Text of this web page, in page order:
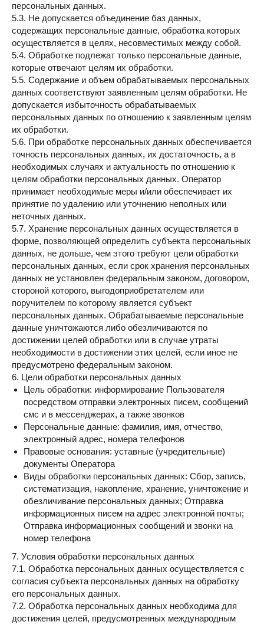
персональных данных.
5.3. Не допускается объединение баз данных,
содержащих персональные данные, обработка которых
осуществляется в целях, несовместимых между собой.
5.4. Обработке подлежат только персональные данные,
которые отвечают целям их обработки.
5.5. Содержание и объем обрабатываемых персональных
данных соответствуют заявленным целям обработки. Не
допускается избыточность обрабатываемых
персональных данных по отношению к заявленным целям
их обработки.
5.6. При обработке персональных данных обеспечивается
точность персональных данных, их достаточность, а в
необходимых случаях и актуальность по отношению к
целям обработки персональных данных. Оператор
принимает необходимые меры и/или обеспечивает их
принятие по удалению или уточнению неполных или
неточных данных.
5.7. Хранение персональных данных осуществляется в
форме, позволяющей определить субъекта персональных
данных, не дольше, чем этого требуют цели обработки
персональных данных, если срок хранения персональных
данных не установлен федеральным законом, договором,
стороной которого, выгодоприобретателем или
поручителем по которому является субъект
персональных данных. Обрабатываемые персональные
данные уничтожаются либо обезличиваются по
достижении целей обработки или в случае утраты
необходимости в достижении этих целей, если иное не
предусмотрено федеральным законом.
6. Цели обработки персональных данных
Цель обработки: информирование Пользователя
посредством отправки электронных писем, сообщений
смс и в мессенджерах, а также звонков
Персональные данные: фамилия, имя, отчество,
электронный адрес, номера телефонов
Правовые основания: уставные (учредительные)
документы Оператора
Виды обработки персональных данных: Сбор, запись,
систематизация, накопление, хранение, уничтожение и
обезличивание персональных данных; Отправка
информационных писем на адрес электронной почты;
Отправка информационных сообщений и звонки на
номер телефона
7. Условия обработки персональных данных
7.1. Обработка персональных данных осуществляется с
согласия субъекта персональных данных на обработку
его персональных данных.
7.2. Обработка персональных данных необходима для
достижения целей, предусмотренных международным